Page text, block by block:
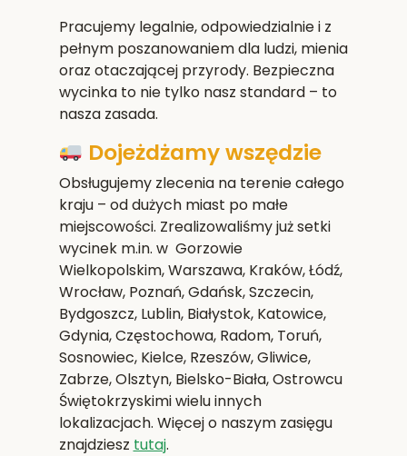
Pracujemy legalnie, odpowiedzialnie i z
pełnym poszanowaniem dla ludzi, mienia
oraz otaczającej przyrody. Bezpieczna
wycinka to nie tylko nasz standard – to
nasza zasada.
Dojeżdżamy wszędzie
Obsługujemy zlecenia na terenie całego
kraju – od dużych miast po małe
miejscowości. Zrealizowaliśmy już setki
wycinek m.in. w Gorzowie
Wielkopolskim,Warszawa, Kraków, Łódź,
Wrocław, Poznań, Gdańsk, Szczecin,
Bydgoszcz, Lublin, Białystok, Katowice,
Gdynia, Częstochowa, Radom, Toruń,
Sosnowiec, Kielce, Rzeszów, Gliwice,
Zabrze, Olsztyn, Bielsko-Biała, Ostrowcu
Świętokrzyskimi wielu innych
lokalizacjach. Więcej o naszym zasięgu
znajdziesz tutaj.